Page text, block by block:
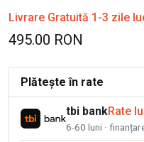
Livrare Gratuită 1-3 zile
495.00 RON
Plătește în rate
tbi bankRate
6-60 luni ·